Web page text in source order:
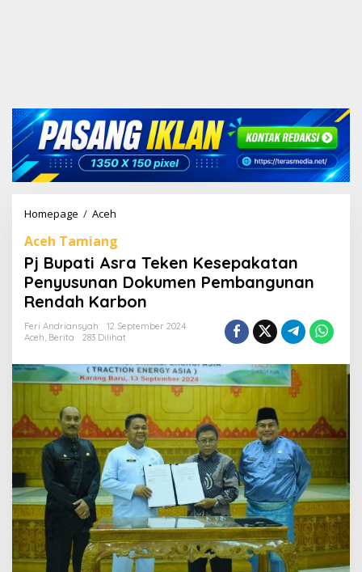
Homepage / Aceh
B
u
p
a
t
A
s
a
T
k
e
n
K
e
s
e
p
a
k
a
Aceh Tamiang
Pj Bupati Asra Teken Kesepakatan
Penyusunan Dokumen Pembangunan
Rendah Karbon
Feri Andriansyah
12 September 2024
Aceh, Berita 283 Dilihat